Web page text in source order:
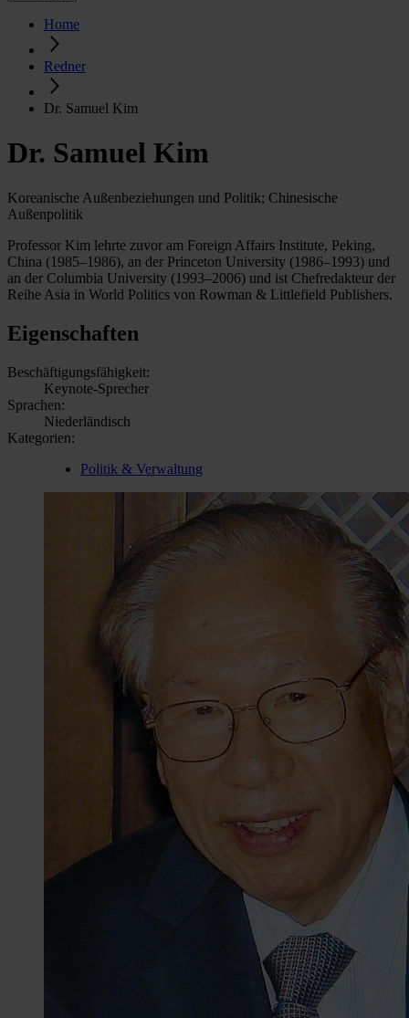
Home
Redner
Dr. Samuel Kim
Dr. Samuel Kim
Koreanische Außenbeziehungen und Politik; Chinesische
Außenpolitik
Professor Kim lehrte zuvor am Foreign Affairs Institute, Peking,
China (1985–1986), an der Princeton University (1986–1993) und
an der Columbia University (1993–2006) und ist Chefredakteur der
Reihe Asia in World Politics von Rowman & Littlefield Publishers.
Eigenschaften
Beschäftigungsfähigkeit:
Keynote-Sprecher
Sprachen:
Niederländisch
Kategorien:
Politik & Verwaltung